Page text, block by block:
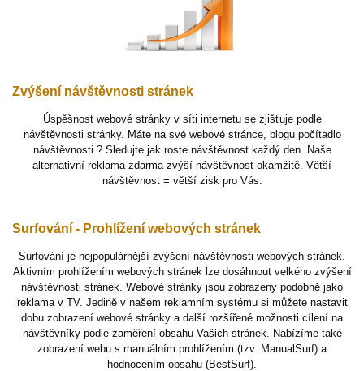
Zvýšení návštěvnosti stránek
Úspěšnost webové stránky v síti internetu se zjišťuje podle
návštěvnosti stránky. Máte na své webové stránce, blogu počítadlo
návštěvnosti ? Sledujte jak roste návštěvnost každý den. Naše
alternativní reklama zdarma zvýší návštěvnost okamžitě. Větší
návštěvnost = větší zisk pro Vás.
Surfování - Prohlížení webových stránek
Surfování je nejpopulárnější zvýšení návštěvnosti webových stránek.
Aktivním prohlížením webových stránek lze dosáhnout velkého zvýšení
návštěvnosti stránek. Webové stránky jsou zobrazeny podobně jako
reklama v TV. Jedině v našem reklamním systému si můžete nastavit
dobu zobrazení webové stránky a další rozšířené možnosti cílení na
návštěvníky podle zaměření obsahu Vašich stránek. Nabízíme také
zobrazení webu s manuálním prohlížením (tzv. ManualSurf) a
hodnocením obsahu (BestSurf).